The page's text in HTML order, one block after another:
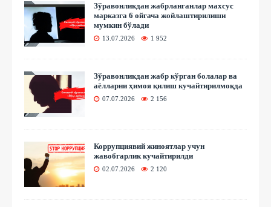
Зўравонликдан жабрланганлар махсус
марказга 6 ойгача жойлаштирилиши
мумкин бўлади
13.07.2026 1 952
Зўравонликдан жабр кўрган болалар ва
аёлларни ҳимоя қилиш кучайтирилмоқда
07.07.2026 2 156
Коррупциявий жиноятлар учун
жавобгарлик кучайтирилди
02.07.2026 2 120